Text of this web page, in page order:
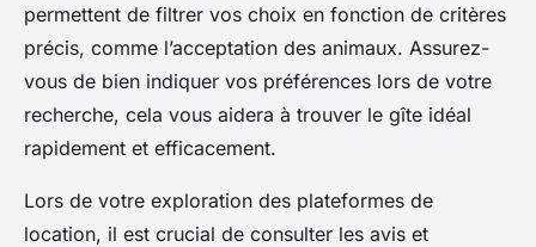
permettent de filtrer vos choix en fonction de critères
précis, comme l’acceptation des animaux. Assurez-
vous de bien indiquer vos préférences lors de votre
recherche, cela vous aidera à trouver le gîte idéal
rapidement et efficacement.
Lors de votre exploration des plateformes de
location, il est crucial de consulter les avis et